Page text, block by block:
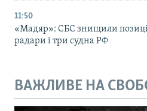
11:50
«Мадяр»: СБС знищили
радари і три судна РФ
ВАЖЛИВЕ НА